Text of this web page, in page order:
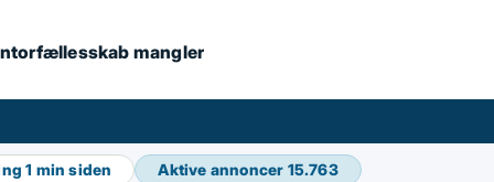
mangler
1 min siden Aktive annoncer 15.763